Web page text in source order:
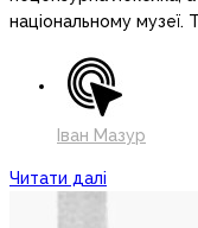
національному музеї.
Іван Мазур
Читати далі